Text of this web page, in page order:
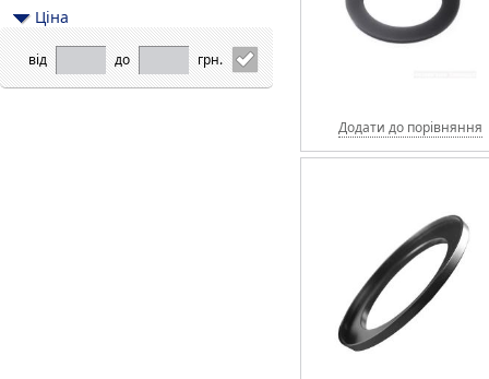
Цiна
від до грн.
Додати до порівняння